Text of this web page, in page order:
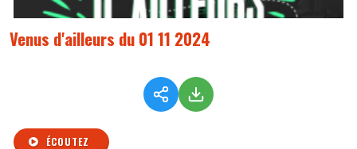
Venus d'ailleurs du 01 11 2024
ÉCOUTEZ